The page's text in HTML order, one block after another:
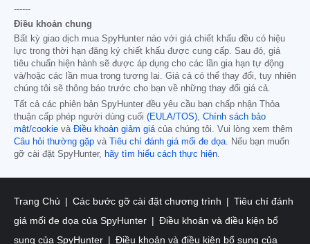
------
Điều khoản chung
Bất kỳ giao dịch mua SpyHunter nào với giá chiết khấu đều có hiệu
lực trong thời hạn đăng ký chiết khấu được cung cấp. Sau đó, giá
tiêu chuẩn hiện hành sẽ được áp dụng cho các lần gia hạn tự động
và/hoặc các lần mua trong tương lai. Giá cả có thể thay đổi, tuy nhiên
chúng tôi sẽ thông báo trước cho bạn về những thay đổi giá cả.
Tất cả các phiên bản SpyHunter đều yêu cầu bạn chấp nhận Thỏa
thuận cấp phép người dùng cuối (EULA/TOS), Chính sách bảo
mật/cookie và Điều khoản giảm giácủa chúng tôi. Vui lòng xem thêm
Câu hỏi thường gặp và Tiêu chí đánh giá mối đe dọa. Nếu bạn muốn
gỡ cài đặt SpyHunter, hãy tìm hiểu cách thực hiện.
Trang Chủ Các bước gỡ cài đặt chương trình
Tiêu chí đánh
giá mối đe dọa của SpyHunter
Điều khoản và điều kiện bổ
sung của SpyHunter
Điều khoản và điều kiện bổ sung của